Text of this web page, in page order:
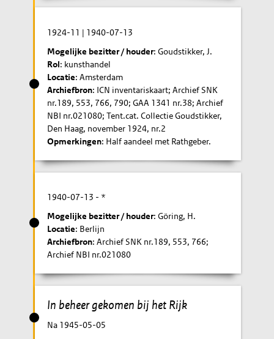
1924-11 | 1940-07-13
Mogelijke bezitter / houder: Goudstikker, J.
Rol: kunsthandel
Locatie: Amsterdam
Archiefbron: ICN inventariskaart; Archief SNK
nr.189, 553, 766, 790; GAA 1341 nr.38; Archief
NBI nr.021080; Tent.cat. Collectie Goudstikker,
Den Haag, november 1924, nr.2
Opmerkingen: Half aandeel met Rathgeber.
1940-07-13 - *
Mogelijke bezitter / houder: Göring, H.
Locatie: Berlijn
Archiefbron: Archief SNK nr.189, 553, 766;
Archief NBI nr.021080
In beheer gekomen bij het Rijk
Na 1945-05-05